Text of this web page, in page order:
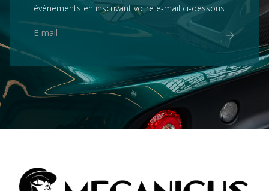
événements en inscrivant votre e-mail ci-dessous :